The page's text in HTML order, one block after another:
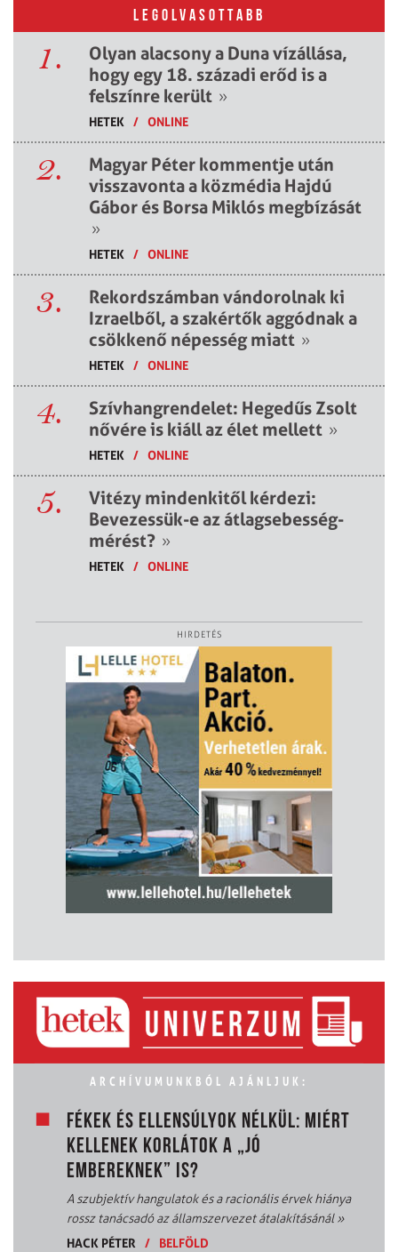
LEGOLVASOTTABB
1.
Olyan alacsony a Duna vízállása,
hogy egy 18. századi erőd is a
felszínre került »
HETEK / ONLINE
2.
Magyar Péter kommentje után
visszavonta a közmédia Hajdú
Gábor és Borsa Miklós megbízását
»
HETEK / ONLINE
3.
Rekordszámban vándorolnak ki
Izraelből, a szakértők aggódnak a
csökkenő népesség miatt »
HETEK / ONLINE
4.
Szívhangrendelet: Hegedűs Zsolt
nővére is kiáll az élet mellett »
HETEK / ONLINE
5.
Vitézy mindenkitől kérdezi:
Bevezessük-e az átlagsebesség-
mérést? »
HETEK / ONLINE
HIRDETÉS
ARCHÍVUMUNKBÓL AJÁNLJUK:
FÉKEK ÉS ELLENSÚLYOK NÉLKÜL: MIÉRT
KELLENEK KORLÁTOK A „JÓ
EMBEREKNEK” IS?
A szubjektív hangulatok és a racionális érvek hiánya
rossz tanácsadó az államszervezet átalakításánál»
HACK PÉTER
/ BELFÖLD